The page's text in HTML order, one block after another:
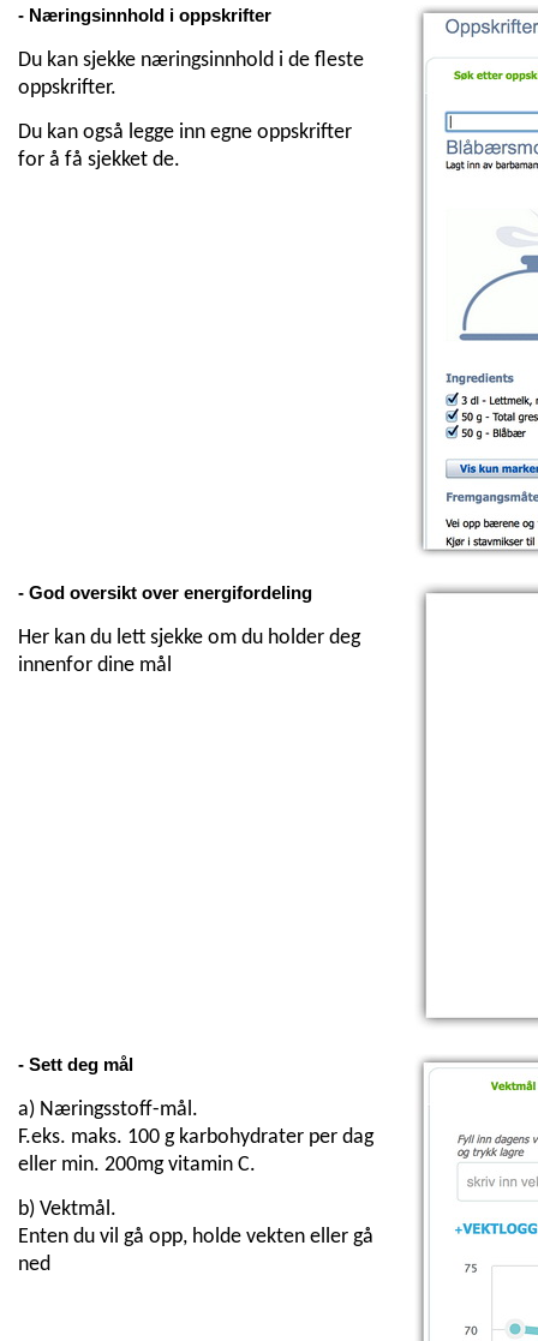
- Næringsinnhold i oppskrifter
Du kan sjekke næringsinnhold i de fleste
oppskrifter.
Du kan også legge inn egne oppskrifter
for å få sjekket de.
- God oversikt over energifordeling
Her kan du lett sjekke om du holder deg
innenfor dine mål
- Sett deg mål
a) Næringsstoff-mål.
F.eks. maks. 100 g karbohydrater per dag
eller min. 200mg vitamin C.
b) Vektmål.
Enten du vil gå opp, holde vekten eller gå
ned